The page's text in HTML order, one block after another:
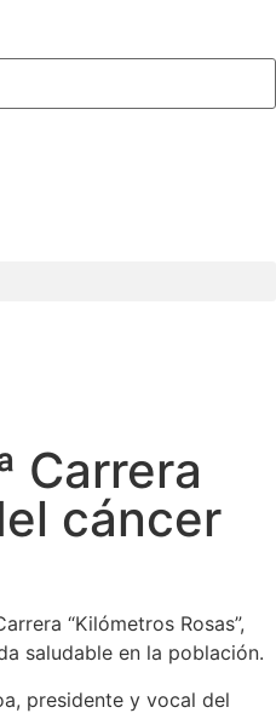
Carrera
cáncer
“Kilómetros Rosas”,
saludable en la población.
presidente y vocal del